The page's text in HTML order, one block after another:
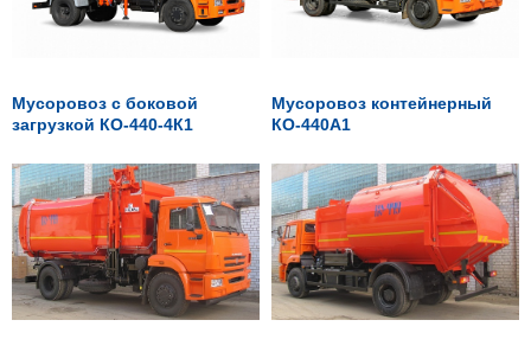
Мусоровоз с боковой
загрузкой КО-440-4К1
Мусоровоз контейнерный
КО-440А1